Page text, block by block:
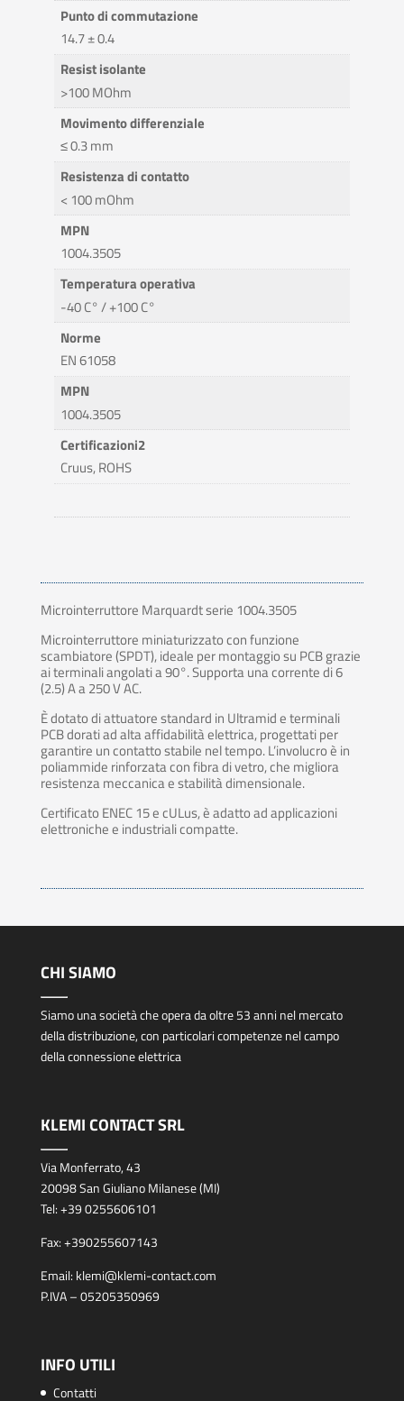
Punto di commutazione
14.7 ± 0.4
Resist isolante
>100 MOhm
Movimento differenziale
≤ 0.3 mm
Resistenza di contatto
< 100 mOhm
MPN
1004.3505
Temperatura operativa
-40 C° / +100 C°
Norme
EN 61058
MPN
1004.3505
Certificazioni2
Cruus, ROHS
Microinterruttore Marquardt serie 1004.3505
Microinterruttore miniaturizzato con funzione
scambiatore (SPDT), ideale per montaggio su PCB grazie
ai terminali angolati a 90°. Supporta una corrente di 6
(2.5) A a 250 V AC.
È dotato di attuatore standard in Ultramid e terminali
PCB dorati ad alta affidabilità elettrica, progettati per
garantire un contatto stabile nel tempo. L’involucro è in
poliammide rinforzata con fibra di vetro, che migliora
resistenza meccanica e stabilità dimensionale.
Certificato ENEC 15 e cULus, è adatto ad applicazioni
elettroniche e industriali compatte.
CHI SIAMO
Siamo una società che opera da oltre 53 anni nel mercato
della distribuzione, con particolari competenze nel campo
della connessione elettrica
KLEMI CONTACT SRL
Via Monferrato, 43
20098 San Giuliano Milanese (MI)
Tel:+39 0255606101
Fax:+390255607143
Email: klemi@klemi-contact.com
P.IVA – 05205350969
INFO UTILI
Contatti